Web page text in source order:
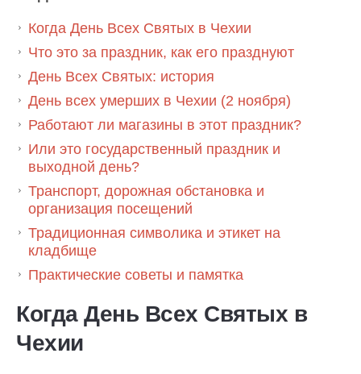
Когда День Всех Святых в Чехии
Что это за праздник, как его празднуют
День Всех Святых: история
День всех умерших в Чехии (2 ноября)
Работают ли магазины в этот праздник?
Или это государственный праздник и
выходной день?
Транспорт, дорожная обстановка и
организация посещений
Традиционная символика и этикет на
кладбище
Практические советы и памятка
Когда День Всех Святых в
Чехии